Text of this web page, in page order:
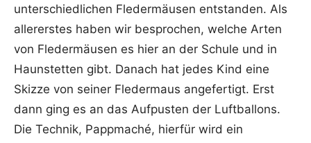
unterschiedlichen Fledermäusen entstanden. Als
allererstes haben wir besprochen, welche Arten
von Fledermäusen es hier an der Schule und in
Haunstetten gibt. Danach hat jedes Kind eine
Skizze von seiner Fledermaus angefertigt. Erst
dann ging es an das Aufpusten der Luftballons.
Die Technik, Pappmaché, hierfür wird ein